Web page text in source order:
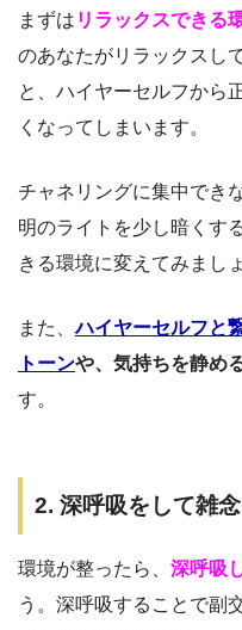
まずは リラックスできる
のあなたがリラックスし
と、ハイヤーセルフから
くなってしまいます。
チャネリングに集中でき
明のライトを少し暗くす
きる環境に変えてみまし
また、ハイヤーセルフと
トーンや、気持ちを静め
す。
2. 深呼吸をして雑
環境が整ったら、 深呼吸
う。深呼吸することで副